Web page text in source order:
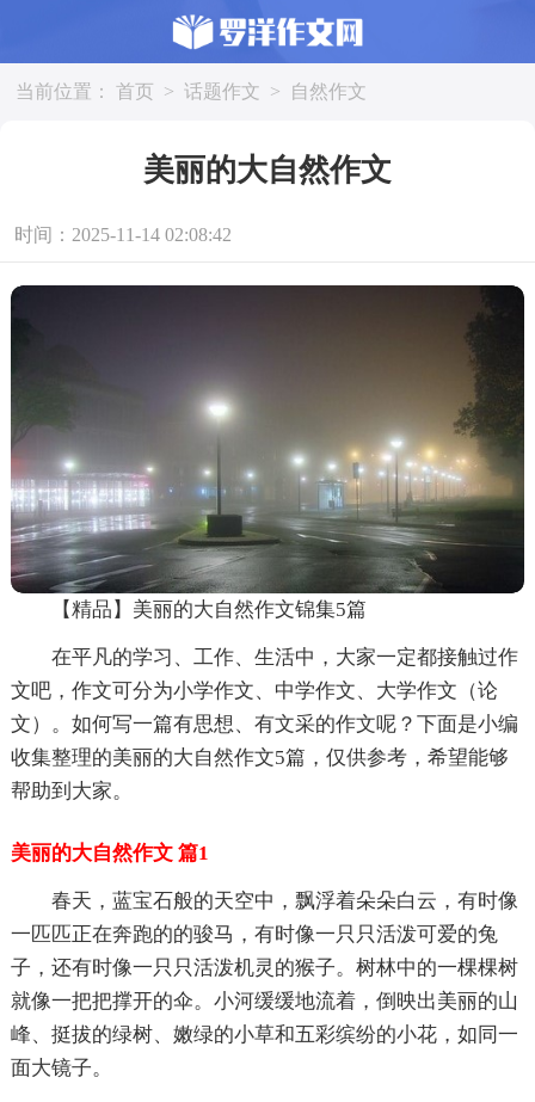
当前位置： 首页 > 话题作文 > 自然作文
美丽的大自然作文
时间：2025-11-14 02:08:42
【精品】美丽的大自然作文锦集5篇
在平凡的学习、工作、生活中，大家一定都接触过作
文吧，作文可分为小学作文、中学作文、大学作文（论
文）。如何写一篇有思想、有文采的作文呢？下面是小编
收集整理的美丽的大自然作文5篇，仅供参考，希望能够
帮助到大家。
美丽的大自然作文 篇1
春天，蓝宝石般的天空中，飘浮着朵朵白云，有时像
一匹匹正在奔跑的的骏马，有时像一只只活泼可爱的兔
子，还有时像一只只活泼机灵的猴子。树林中的一棵棵树
就像一把把撑开的伞。小河缓缓地流着，倒映出美丽的山
峰、挺拔的绿树、嫩绿的小草和五彩缤纷的小花，如同一
面大镜子。